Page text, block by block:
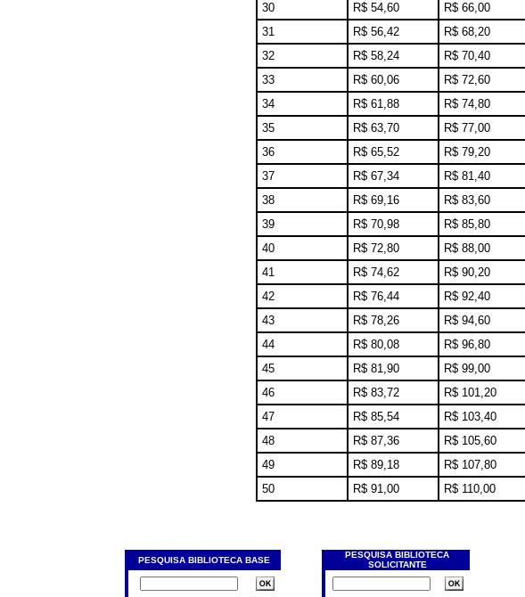
30
R$ 54,60
R$ 66,00
31
R$ 56,42
R$ 68,20
32
R$ 58,24
R$ 70,40
33
R$ 60,06
R$ 72,60
34
R$ 61,88
R$ 74,80
35
R$ 63,70
R$ 77,00
36
R$ 65,52
R$ 79,20
37
R$ 67,34
R$ 81,40
38
R$ 69,16
R$ 83,60
39
R$ 70,98
R$ 85,80
40
R$ 72,80
R$ 88,00
41
R$ 74,62
R$ 90,20
42
R$ 76,44
R$ 92,40
43
R$ 78,26
R$ 94,60
44
R$ 80,08
R$ 96,80
45
R$ 81,90
R$ 99,00
46
R$ 83,72
R$ 101,20
47
R$ 85,54
R$ 103,40
48
R$ 87,36
R$ 105,60
49
R$ 89,18
R$ 107,80
50
R$ 91,00 R$ 110,00
PESQUISA BIBLIOTECA BASE
PESQUISA BIBLIOTECA
SOLICITANTE